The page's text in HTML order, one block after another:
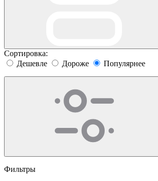
Сортировка:
Дешевле
Дороже Популярнее
Фильтры